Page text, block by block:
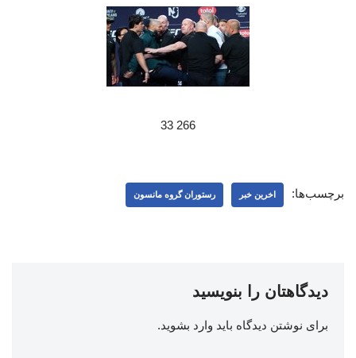
266 33
برچسب‌ها: اخرین خبر رستوران گروه مانسون
دیدگاهتان را بنویسید
برای نوشتن دیدگاه باید وارد بشوید.